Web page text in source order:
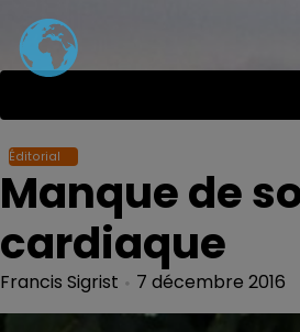
content
Éditorial
Manque de
cardiaque
Francis Sigrist 7 décembre 2016